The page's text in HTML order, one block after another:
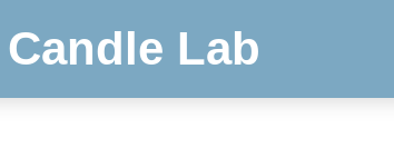
Lab